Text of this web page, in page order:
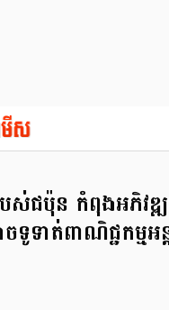
ស់ជប៉ុន កំពុងអភិវឌ្ឍ
ទាត់ពាណិជ្ជកម្មអន្